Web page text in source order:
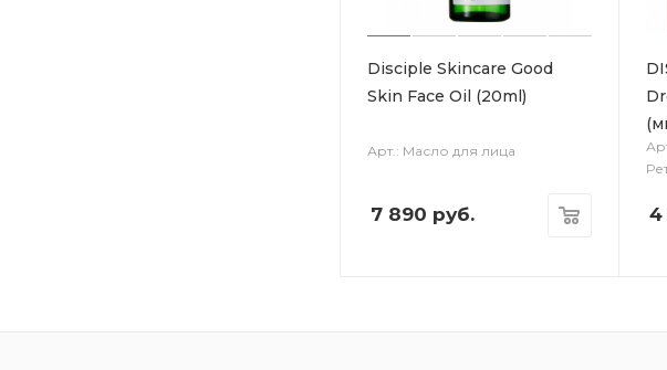
Disciple Skincare Good
Skin Face Oil (20ml)
Арт.: Масло для лица
7 890 руб. 4